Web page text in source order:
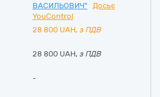
ВАСИЛЬОВИЧ"
Досьє
YouControl
28 800 UAH, з ПДВ
28 800 UAH, з ПДВ
-